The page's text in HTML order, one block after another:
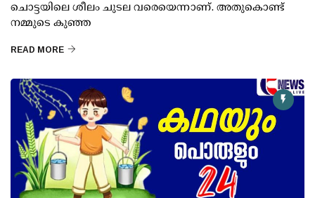
ചൊട്ടയിലെ ശീലം ചുടല വരെയെന്നാണ്. അതുകൊണ്ട്
നമ്മുടെ കുഞ്ഞ
READ MORE